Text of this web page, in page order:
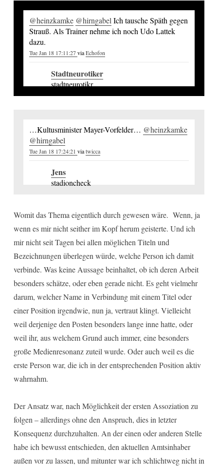
@heinzkamke @hirngabel Ich tausche Späth gegen
Strauß. Als Trainer nehme ich noch Udo Lattek
dazu.
Tue Jan 18 17:11:27viaEchofon
Stadtneurotiker
stadtneurotikr
…Kultusminister Mayer-Vorfelder… @heinzkamke
@hirngabel
Tue Jan 18 17:24:21 viatwicca
Jens
stadioncheck
Womit das Thema eigentlich durch gewesen wäre. Wenn, ja
wenn es mir nicht seither im Kopf herum geisterte. Und ich
mir nicht seit Tagen bei allen möglichen Titeln und
Bezeichnungen überlegen würde, welche Person ich damit
verbinde. Was keine Aussage beinhaltet, ob ich deren Arbeit
besonders schätze, oder eben gerade nicht. Es geht vielmehr
darum, welcher Name in Verbindung mit einem Titel oder
einer Position irgendwie, nun ja, vertraut klingt. Vielleicht
weil derjenige den Posten besonders lange inne hatte, oder
weil ihr, aus welchem Grund auch immer, eine besonders
große Medienresonanz zuteil wurde. Oder auch weil es die
erste Person war, die ich in der entsprechenden Position aktiv
wahrnahm.
Der Ansatz war, nach Möglichkeit der ersten Assoziation zu
folgen – allerdings ohne den Anspruch, dies in letzter
Konsequenz durchzuhalten. An der einen oder anderen Stelle
habe ich bewusst entschieden, den aktuellen Amtsinhaber
außen vor zu lassen, und mitunter war ich schlichtweg nicht in